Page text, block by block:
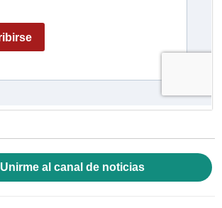
Unirme al canal de noticias